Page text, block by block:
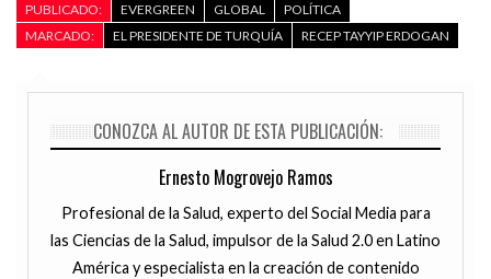
PUBLICADO: EVERGREEN GLOBAL
POLÍTICA
MARCADO:
EL PRESIDENTE DE TURQUÍA RECEP TAYYIP ERDOGAN
CONOZCA AL AUTOR DE ESTA PUBLICACIÓN:
Ernesto Mogrovejo Ramos
Profesional de la Salud, experto del Social Media para
las Ciencias de la Salud, impulsor de la Salud 2.0 en Latino
América y especialista en la creación de contenido